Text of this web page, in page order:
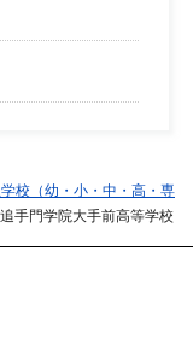
校（幼・小・中・高・専
手門学院大手前高等学校